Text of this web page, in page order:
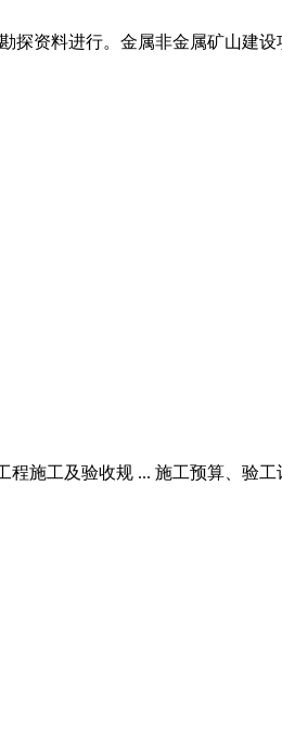
探资料进行。金属非金属矿山建
程施工及验收规 ... 施工预算、验